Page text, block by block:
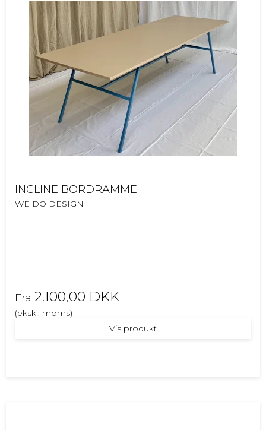
INCLINE BORDRAMME
WE DO DESIGN
Fra 2.100,00 DKK
(ekskl. moms)
Vis produkt